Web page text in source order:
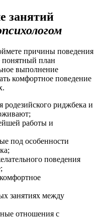
занятий
причины поведения
понятный план
выполнение
комфортное поведение
риджбека и
работы и
под особенности
поведения
занятиях между
отношения с